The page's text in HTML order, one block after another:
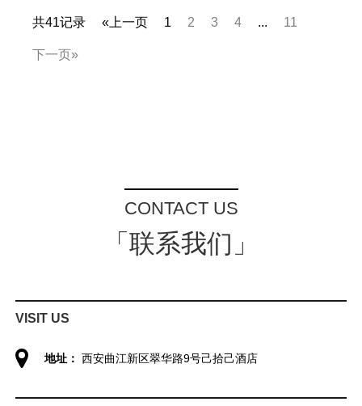
共41记录 «上一页 1 2 3 4 ... 11
下一页»
CONTACT US
「联系我们」
VISIT US
地址： 西安曲江新区翠华路9号己拾己酒店